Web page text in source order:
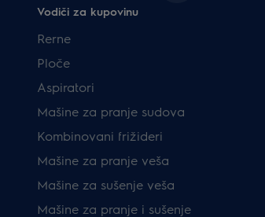
Vodiči za kupovinu
Rerne
Ploče
Aspiratori
Mašine za pranje sudova
Kombinovani frižideri
Mašine za pranje veša
Mašine za sušenje veša
Mašine za pranje i sušenje